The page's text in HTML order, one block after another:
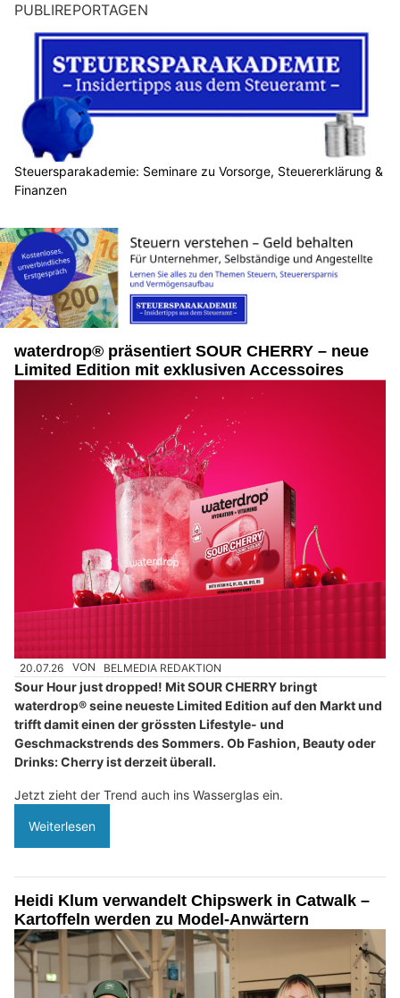
PUBLIREPORTAGEN
Steuersparakademie: Seminare zu Vorsorge, Steuererklärung &
Finanzen
waterdrop® präsentiert SOUR CHERRY – neue
Limited Edition mit exklusiven Accessoires
20.07.26 VON BELMEDIA REDAKTION
Sour Hour just dropped! Mit SOUR CHERRY bringt
waterdrop® seine neueste Limited Edition auf den Markt und
trifft damit einen der grössten Lifestyle- und
Geschmackstrends des Sommers. Ob Fashion, Beauty oder
Drinks: Cherry ist derzeit überall.
Jetzt zieht der Trend auch ins Wasserglas ein.
Weiterlesen
Heidi Klum verwandelt Chipswerk in Catwalk –
Kartoffeln werden zu Model-Anwärtern